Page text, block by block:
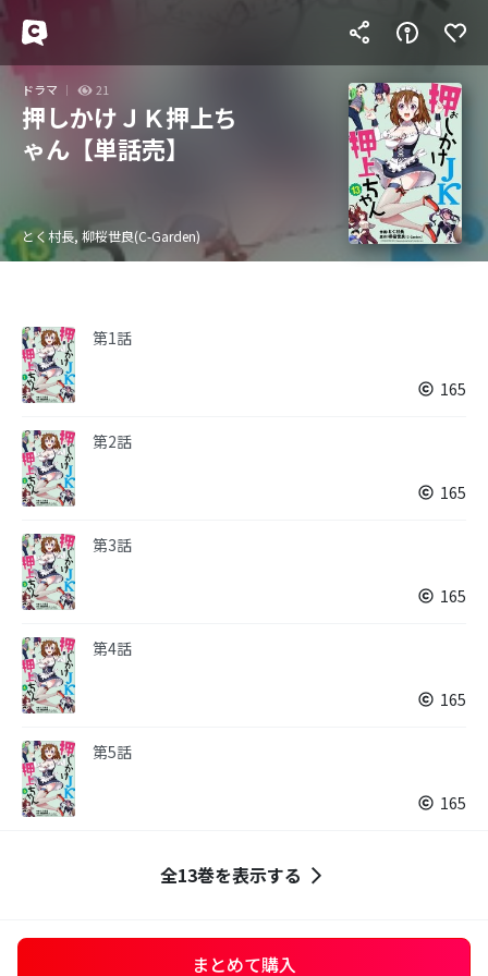
ドラマ 21
押しかけＪＫ押上ち
ゃん【単話売】
とく村長, 柳桜世良(C-Garden)
第1話
165
第2話
165
第3話
165
第4話
165
第5話
165
全13巻を表示する
まとめて購入